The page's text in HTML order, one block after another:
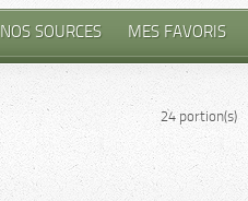
NOS SOURCES MES FAVORIS
24 portion(s)